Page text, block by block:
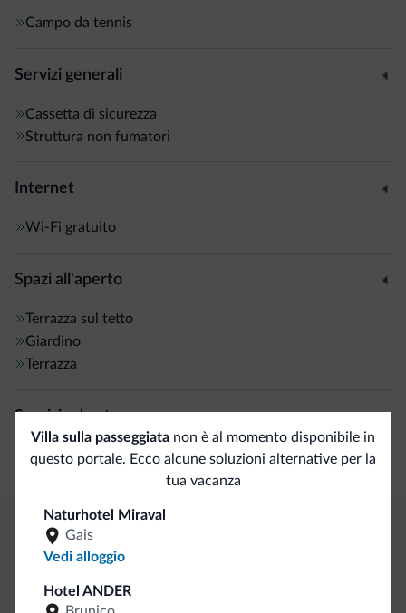
Campo da tennis
Servizi generali
Cassetta di sicurezza
Struttura non fumatori
Internet
Wi-Fi gratuito
Spazi all'aperto
Terrazza sul tetto
Giardino
Terrazza
Servizi ed extra
Banco escursioni guidate
Villa sulla passeggiata non è al momento disponibile in
questo portale. Ecco alcune soluzioni alternative per la
tua vacanza
Naturhotel Miraval
Gais
Vedi alloggio
Hotel ANDER
Vantaggi esclusivi Dolomiti.it
Contatto